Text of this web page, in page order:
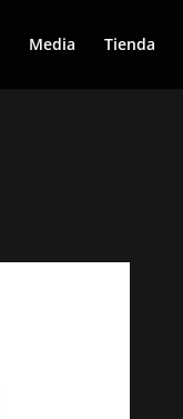
Media Tienda